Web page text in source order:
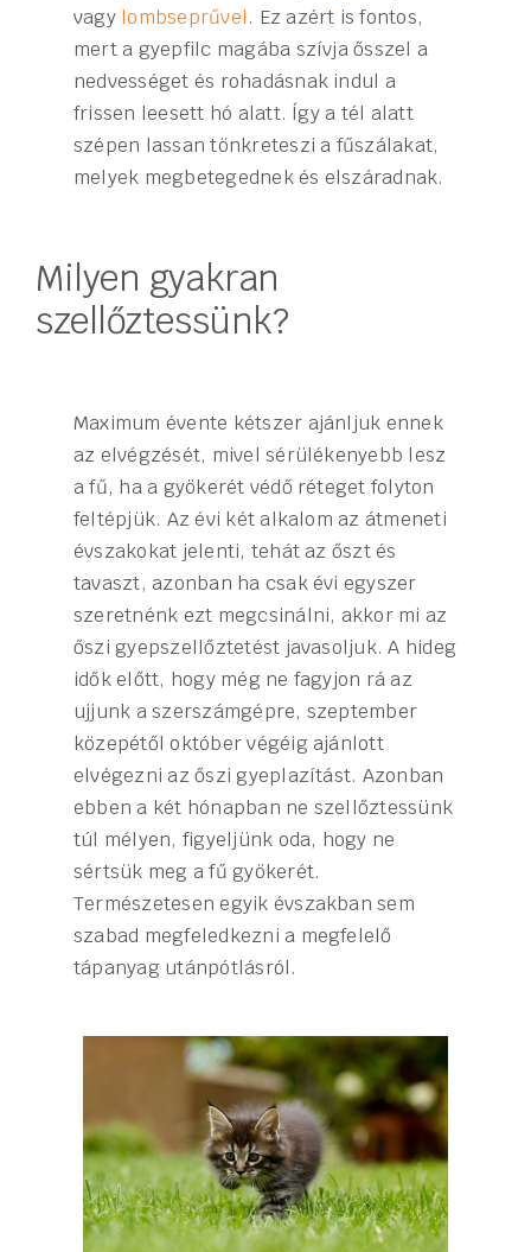
vagy lombseprűvel. Ez azért is fontos,
mert a gyepfilc magába szívja ősszel a
nedvességet és rohadásnak indul a
frissen leesett hó alatt. Így a tél alatt
szépen lassan tönkreteszi a fűszálakat,
melyek megbetegednek és elszáradnak.
Milyen gyakran
szellőztessünk?
Maximum évente kétszer ajánljuk ennek
az elvégzését, mivel sérülékenyebb lesz
a fű, ha a gyökerét védő réteget folyton
feltépjük. Az évi két alkalom az átmeneti
évszakokat jelenti, tehát az őszt és
tavaszt, azonban ha csak évi egyszer
szeretnénk ezt megcsinálni, akkor mi az
őszi gyepszellőztetést javasoljuk. A hideg
idők előtt, hogy még ne fagyjon rá az
ujjunk a szerszámgépre, szeptember
közepétől október végéig ajánlott
elvégezni az őszi gyeplazítást. Azonban
ebben a két hónapban ne szellőztessünk
túl mélyen, figyeljünk oda, hogy ne
sértsük meg a fű gyökerét.
Természetesen egyik évszakban sem
szabad megfeledkezni a megfelelő
tápanyag utánpótlásról.